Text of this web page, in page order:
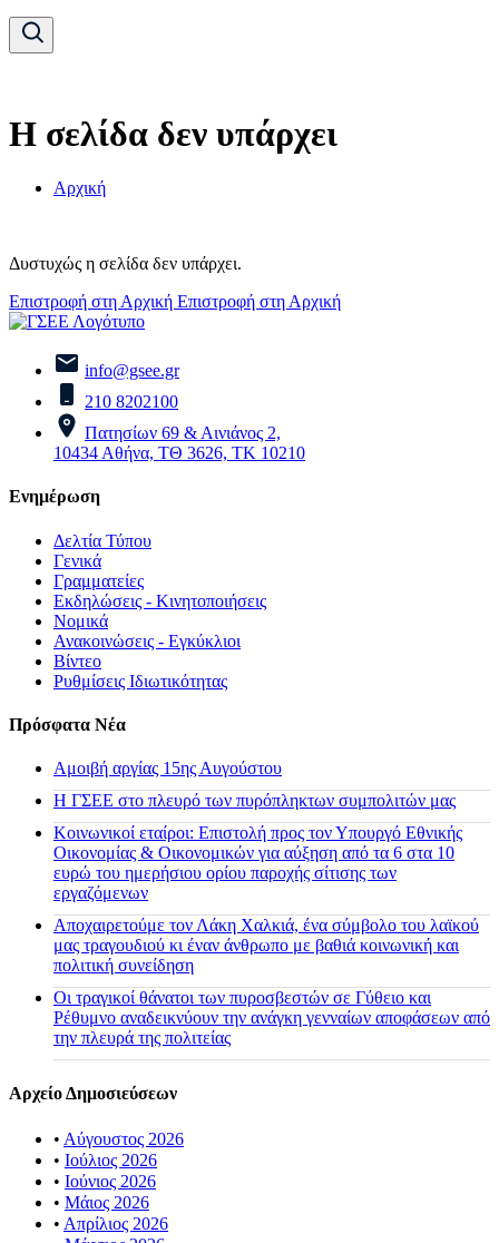
Η σελίδα δεν υπάρχει
Αρχική
Δυστυχώς η σελίδα δεν υπάρχει.
Επιστροφή στη Αρχική Επιστροφή στη Αρχική
info@gsee.gr
210 8202100
Πατησίων 69 & Αινιάνος 2,
10434 Αθήνα, ΤΘ 3626, ΤΚ 10210
Ενημέρωση
Δελτία Τύπου
Γενικά
Γραμματείες
Εκδηλώσεις - Κινητοποιήσεις
Νομικά
Ανακοινώσεις - Εγκύκλιοι
Βίντεο
Ρυθμίσεις Ιδιωτικότητας
Πρόσφατα Νέα
Αμοιβή αργίας 15ης Αυγούστου
H ΓΣΕΕ στο πλευρό των πυρόπληκτων συμπολιτών μας
Κοινωνικοί εταίροι: Επιστολή προς τον Υπουργό Εθνικής
Οικονομίας & Οικονομικών για αύξηση από τα 6 στα 10
ευρώ του ημερήσιου ορίου παροχής σίτισης των
εργαζόμενων
Αποχαιρετούμε τον Λάκη Χαλκιά, ένα σύμβολο του λαϊκού
μας τραγουδιού κι έναν άνθρωπο με βαθιά κοινωνική και
πολιτική συνείδηση
Οι τραγικοί θάνατοι των πυροσβεστών σε Γύθειο και
Ρέθυμνο αναδεικνύουν την ανάγκη γενναίων αποφάσεων από
την πλευρά της πολιτείας
Αρχείο Δημοσιεύσεων
• Αύγουστος 2026
• Ιούλιος 2026
• Ιούνιος 2026
• Μάιος 2026
• Απρίλιος 2026